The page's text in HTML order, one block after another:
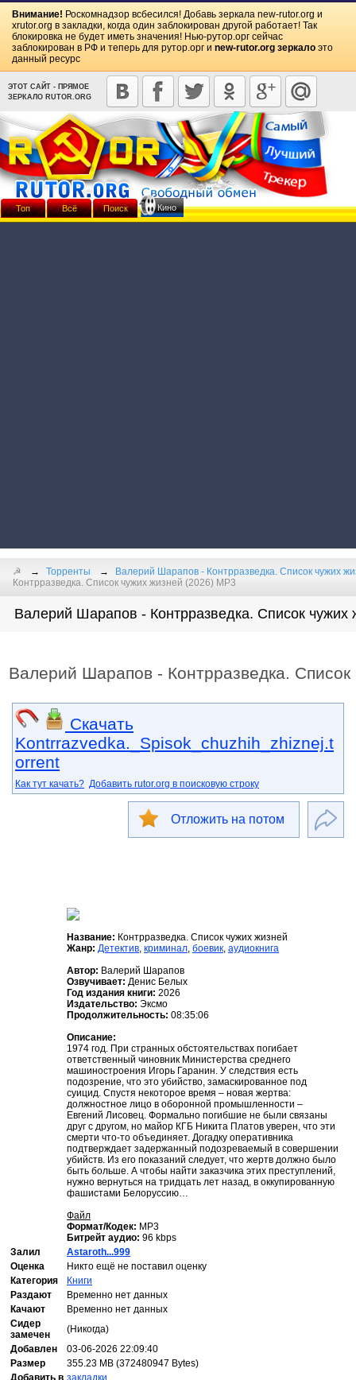
Внимание! Роскомнадзор всбесился! Добавь зеркала new-rutor.org и
xrutor.org в закладки, когда один заблокирован другой работает! Так
блокировка не будет иметь значения! Нью-рутор.орг сейчас
заблокирован в РФ и теперь для рутор.орг и new-rutor.org зеркало это
данный ресурс
ЭТОТ САЙТ - ПРЯМОЕ
ЗЕРКАЛО RUTOR.ORG
☭ Торренты
Валерий Шарапов - Контрразведка. Список чужих
Контрразведка. Список чужих жизней (2026) МР3
Валерий Шарапов - Контрразведка. Список чужих
Валерий Шарапов - Контрразведка.
Скачать
Kontrrazvedka._Spisok_chuzhih_zhiznej.t
orrent
Как тут качать? Добавить rutor.org в поисковую строку
Отложить на потом
Название: Контрразведка. Список чужих жизней
Жанр: Детектив, криминал, боевик, аудиокнига
Автор: Валерий Шарапов
Озвучивает: Денис Белых
Год издания книги: 2026
Издательство: Эксмо
Продолжительность: 08:35:06
Описание:
1974 год. При странных обстоятельствах погибает
ответственный чиновник Министерства среднего
машиностроения Игорь Гаранин. У следствия есть
подозрение, что это убийство, замаскированное под
суицид. Спустя некоторое время – новая жертва:
должностное лицо в оборонной промышленности –
Евгений Лисовец. Формально погибшие не были связаны
друг с другом, но майор КГБ Никита Платов уверен, что эти
смерти что-то объединяет. Догадку оперативника
подтверждает задержанный подозреваемый в совершении
убийств. Из его показаний следует, что жертв должно было
быть больше. А чтобы найти заказчика этих преступлений,
нужно вернуться на тридцать лет назад, в оккупированную
фашистами Белоруссию…
Файл
Формат/Кодек: МР3
Битрейт аудио: 96 kbps
Залил
Astaroth...999
Оценка
Никто ещё не поставил оценку
Категория
Книги
Раздают
Временно нет данных
Качают
Временно нет данных
Сидер
замечен
(Никогда)
Добавлен
03-06-2026 22:09:40
Размер
355.23 MB (372480947 Bytes)
Добавить в закладки